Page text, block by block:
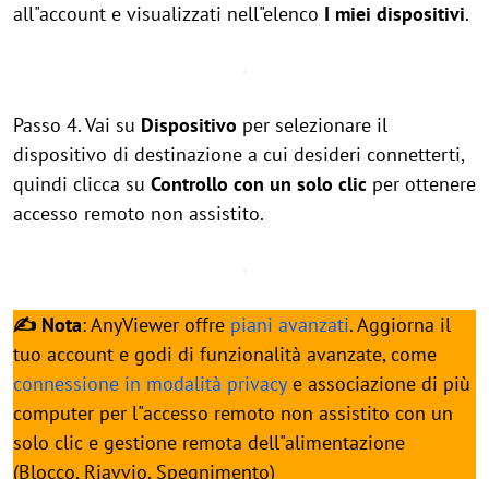
all"account e visualizzati nell"elenco I miei dispositivi.
Passo 4. Vai su Dispositivo per selezionare il
dispositivo di destinazione a cui desideri connetterti,
quindi clicca su Controllo con un solo clic per ottenere
accesso remoto non assistito.
✍ Nota: AnyViewer offre piani avanzati. Aggiorna il
tuo account e godi di funzionalità avanzate, come
connessione in modalità privacy e associazione di più
computer per l"accesso remoto non assistito con un
solo clic e gestione remota dell"alimentazione
(Blocco, Riavvio, Spegnimento)